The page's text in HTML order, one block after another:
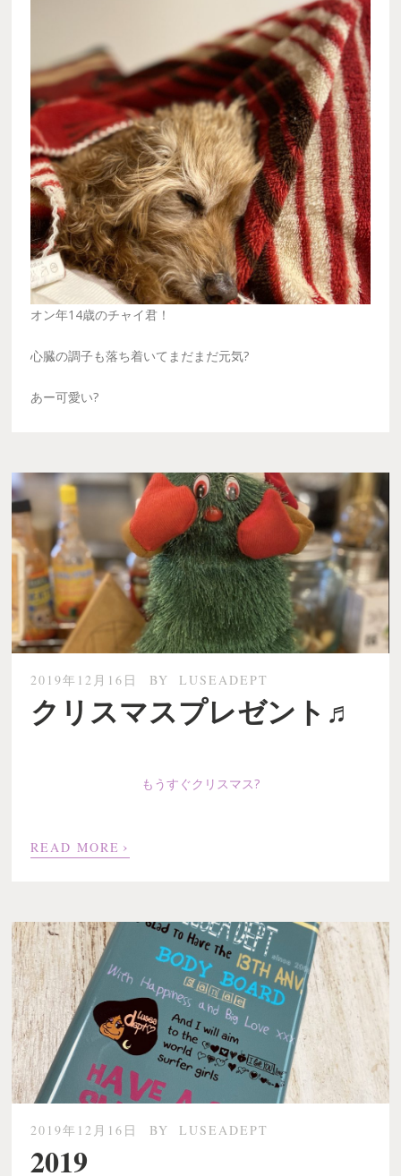
オン年14歳のチャイ君！
心臓の調子も落ち着いてまだまだ元気?
あー可愛い?
2019年12月16日 BY LUSEADEPT
クリスマスプレゼント♬
もうすぐクリスマス?
READ MORE ›
2019年12月16日 BY LUSEADEPT
2019